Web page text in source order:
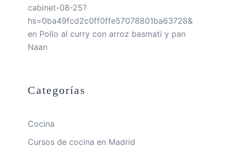
cabinet-08-25?
hs=0ba49fcd2c0ff0ffe57078801ba63728&
en Pollo al curry con arroz basmati y pan
Naan
Categorías
Cocina
Cursos de cocina en Madrid